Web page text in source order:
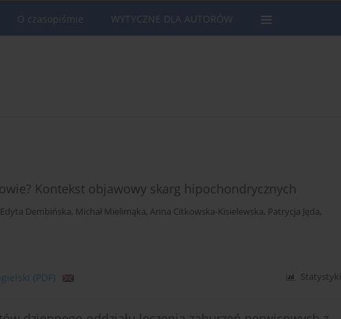
O czasopiśmie WYTYCZNE DLA AUTORÓW
Kontekst objawowy skarg hipochondrycznych
Edyta Dembińska, Michał Mielimąka, Anna Citkowska-Kisielewska, Patrycja Jęda,
(PDF) Statystyki